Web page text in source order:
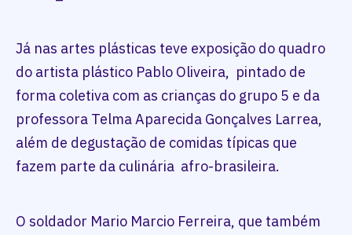
Já nas artes plásticas teve exposição do quadro
do artista plástico Pablo Oliveira, pintado de
forma coletiva com as crianças do grupo 5 e da
professora Telma Aparecida Gonçalves Larrea,
além de degustação de comidas típicas que
fazem parte da culinária afro-brasileira.
O soldador Mario Marcio Ferreira, que também